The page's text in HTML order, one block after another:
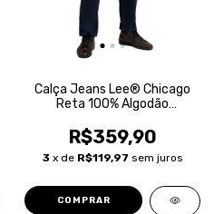
Calça Jeans Lee® Chicago
Reta 100% Algodão
R$359,90
3 x de R$119,97 sem juros
COMPRAR